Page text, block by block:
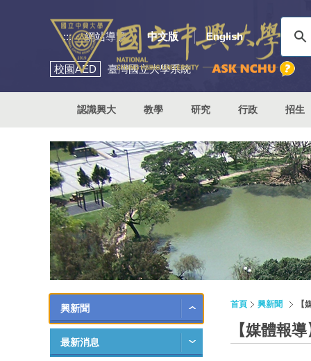
::: 網站導覽 中文版 English
校園AED 臺灣國立大學系統
認識興大 教學 研究 行政 招生
興新聞
最新消息
首頁 興新聞 【
【媒體報